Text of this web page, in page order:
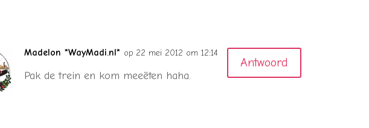
Madelon *WayMadi.nl* op 22 mei 2012 om 12:14
Pak de trein en kom meeëten haha.
Antwoord